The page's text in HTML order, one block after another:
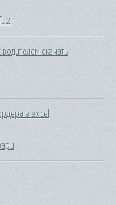
скачать
в excel